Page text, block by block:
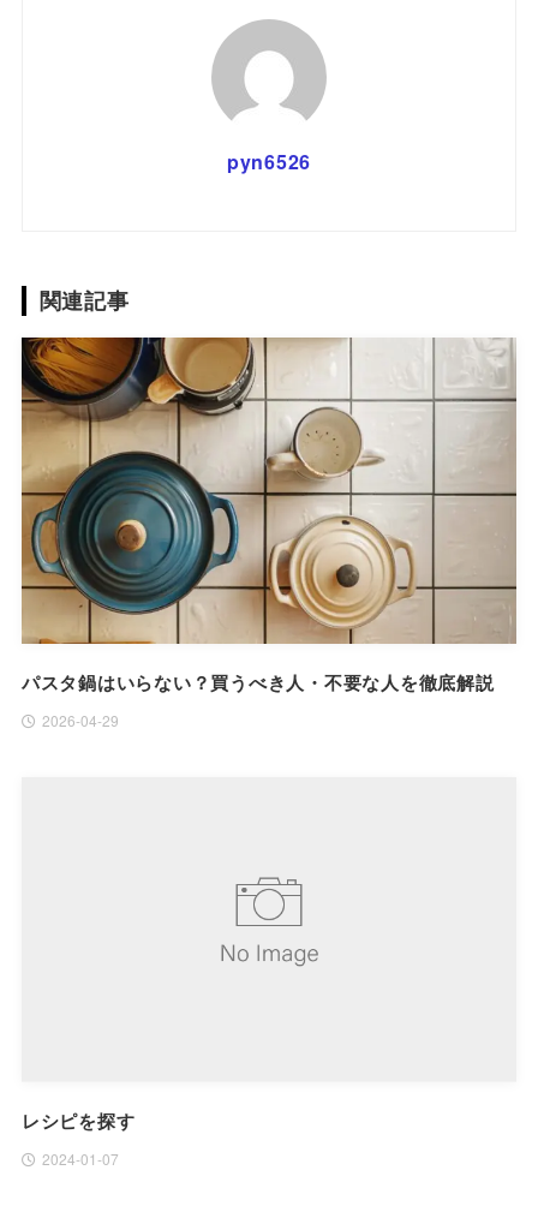
pyn6526
関連記事
パスタ鍋はいらない？買うべき人・不要な人を徹底解説
2026-04-29
レシピを探す
2024-01-07